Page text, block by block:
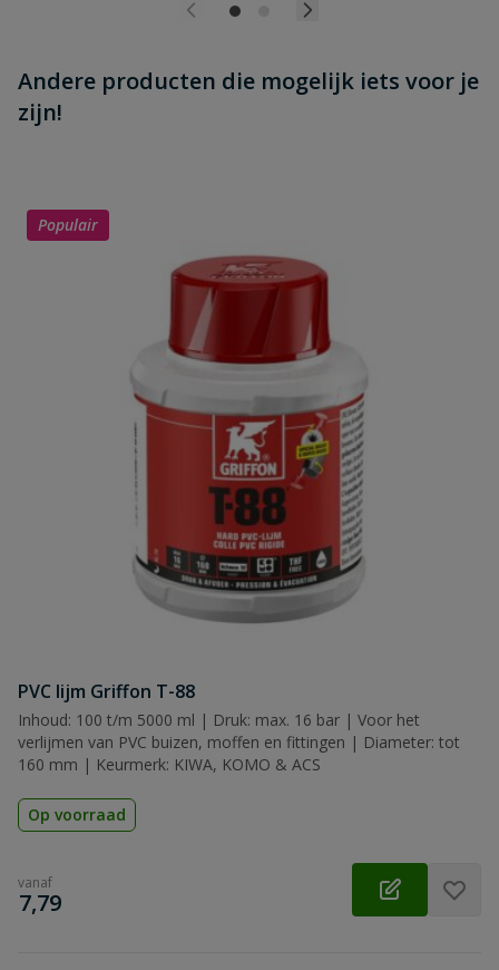
Andere producten die mogelijk iets voor je
zijn!
Populair
PVC lijm Griffon T-88
Inhoud: 100 t/m 5000 ml | Druk: max. 16 bar | Voor het
verlijmen van PVC buizen, moffen en fittingen | Diameter: tot
160 mm | Keurmerk: KIWA, KOMO & ACS
Op voorraad
vanaf
€
7,79